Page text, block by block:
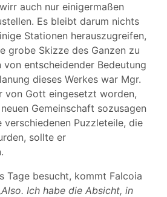
auch nur einigermaßen
Es bleibt darum nichts
Stationen herauszugreifen,
grobe Skizze des Ganzen zu
von entscheidender Bedeutung
dieses Werkes war Mgr.
von Gott eingesetzt worden,
Gemeinschaft sozusagen
verschiedenen Puzzleteile, die
sollte er
Tage besucht, kommt Falcoia
Ich habe die Absicht, in